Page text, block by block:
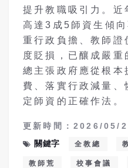
提升教職吸引力。近
高達3成5師資生傾
重行政負擔、教師證
度貶損，已釀成嚴重
總主張政府應從根本
費、落實行政減量、
定師資的正確作法。
更新時間：2026/05/
關鍵字
全教總
教師荒 校事會議